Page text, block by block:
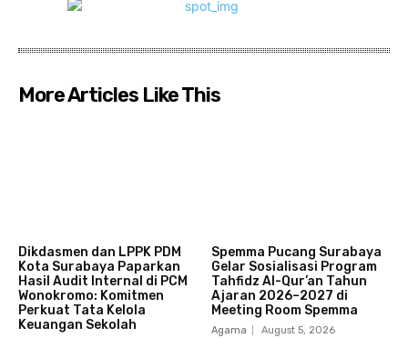
More Articles Like This
Dikdasmen dan LPPK PDM
Kota Surabaya Paparkan
Hasil Audit Internal di PCM
Wonokromo: Komitmen
Perkuat Tata Kelola
Keuangan Sekolah
Spemma Pucang Surabaya
Gelar Sosialisasi Program
Tahfidz Al-Qur’an Tahun
Ajaran 2026–2027 di
Meeting Room Spemma
Agama August 5, 2026